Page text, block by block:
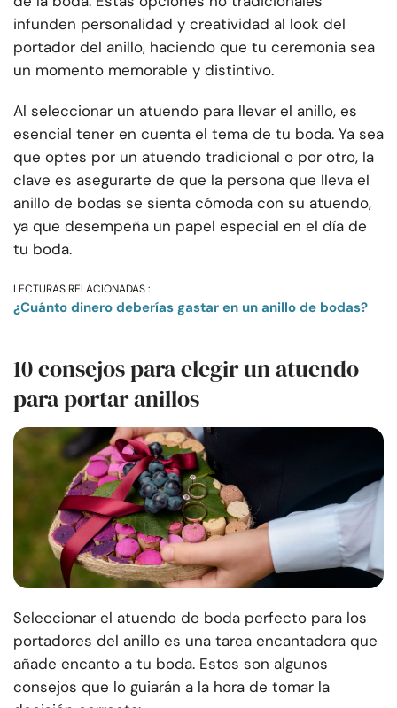
infunden personalidad y creatividad al look del
portador del anillo, haciendo que tu ceremonia sea
un momento memorable y distintivo.
Al seleccionar un atuendo para llevar el anillo, es
esencial tener en cuenta el tema de tu boda. Ya sea
que optes por un atuendo tradicional o por otro, la
clave es asegurarte de que la persona que lleva el
anillo de bodas se sienta cómoda con su atuendo,
ya que desempeña un papel especial en el día de
tu boda.
LECTURAS RELACIONADAS :
¿Cuánto dinero deberías gastar en un anillo de bodas?
10 consejos para elegir un atuendo
para portar anillos
Seleccionar el atuendo de boda perfecto para los
portadores del anillo es una tarea encantadora que
añade encanto a tu boda. Estos son algunos
consejos que lo guiarán a la hora de tomar la